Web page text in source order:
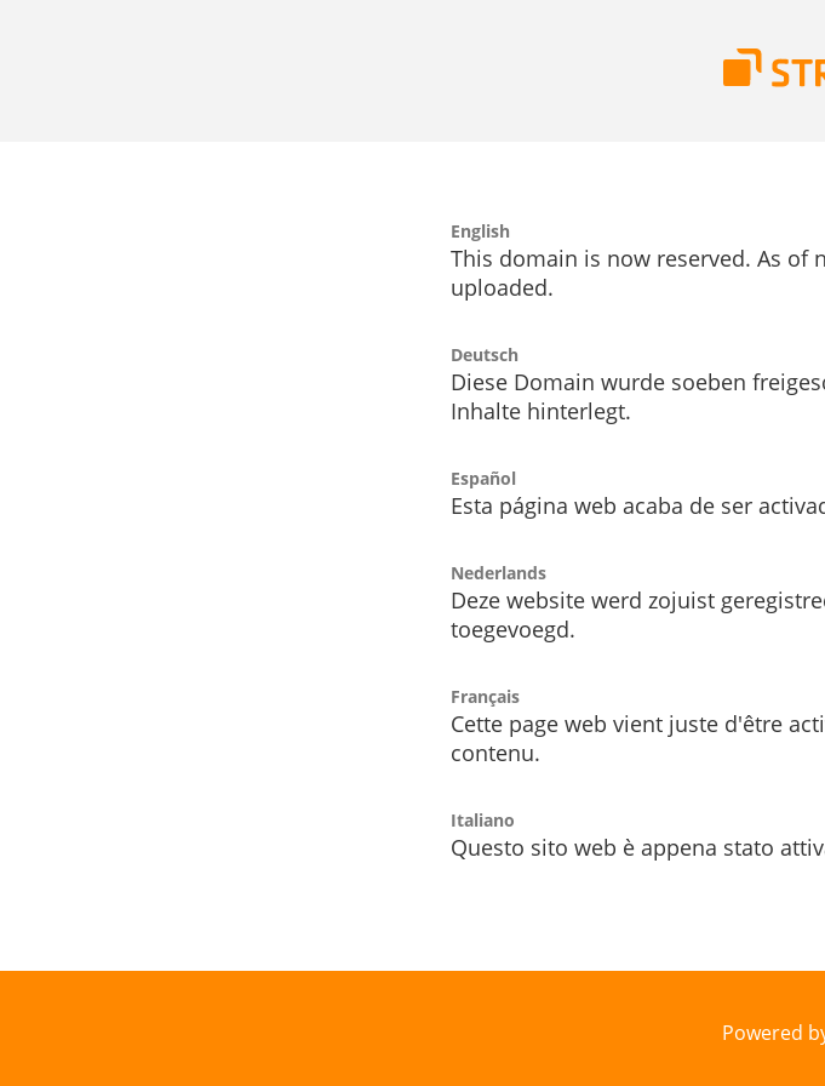
English
This domain is now reserved. As of
uploaded.
Deutsch
Diese Domain wurde soeben
Inhalte hinterlegt.
Español
Esta página web acaba de ser
Nederlands
Deze website werd zojuist
toegevoegd.
Français
Cette page web vient juste d'être
contenu.
Italiano
Questo sito web è appena stato
Powered